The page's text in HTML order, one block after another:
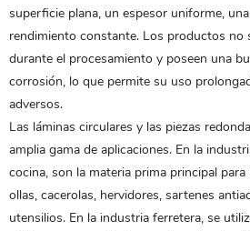
superficie plana, un espesor uniforme,
rendimiento constante. Los productos no
durante el procesamiento y poseen una
corrosión, lo que permite su uso
adversos.
Las láminas circulares y las piezas
amplia gama de aplicaciones. En la
cocina, son la materia prima principal
ollas, cacerolas, hervidores, sartenes
utensilios. En la industria ferretera, se